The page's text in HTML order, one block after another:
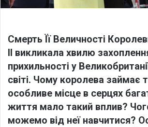
Смерть Її Величності
II викликала хвилю
прихильності у
світі. Чому королева займає
особливе місце в серцях
життя мало такий вплив?
можемо від неї навчитися?